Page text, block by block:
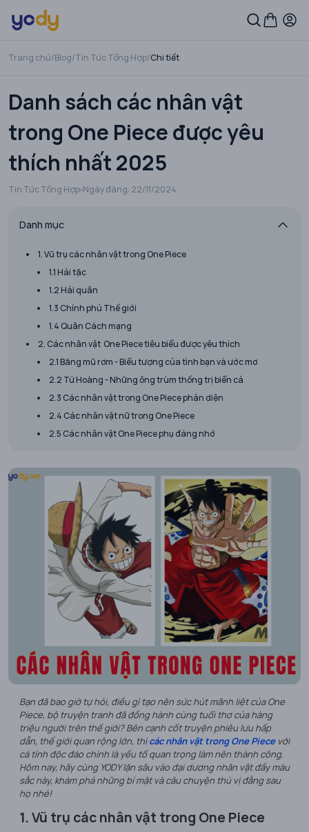
Trang chủ/Blog/Tin Tức Tổng Hợp/Chi tiết
Danh sách các nhân vật
trong One Piece được yêu
thích nhất 2025
Tin Tức Tổng Hợp Ngày đăng: 22/11/2024
Danh mục
1. Vũ trụ các nhân vật trong One Piece
1.1 Hải tặc
1.2 Hải quân
1.3 Chính phủ Thế giới
1.4 Quân Cách mạng
2. Các nhân vật One Piece tiêu biểu được yêu thích
2.1 Băng mũ rơm - Biểu tượng của tình bạn và ước mơ
2.2 Tứ Hoàng - Những ông trùm thống trị biển cả
2.3 Các nhân vật trong One Piece phản diện
2.4 Các nhân vật nữ trong One Piece
2.5 Các nhân vật One Piece phụ đáng nhớ
Bạn đã bao giờ tự hỏi, điều gì tạo nên sức hút mãnh liệt của One
Piece, bộ truyện tranh đã đồng hành cùng tuổi thơ của hàng
triệu người trên thế giới? Bên cạnh cốt truyện phiêu lưu hấp
dẫn, thế giới quan rộng lớn, thìcác nhân vật trong One Piecevới
cá tính độc đáo chính là yếu tố quan trọng làm nên thành công.
Hôm nay, hãy cùng YODY lặn sâu vào đại dương nhân vật đầy màu
sắc này, khám phá những bí mật và câu chuyện thú vị đằng sau
họ nhé!
1. Vũ trụ các nhân vật trong One Piece